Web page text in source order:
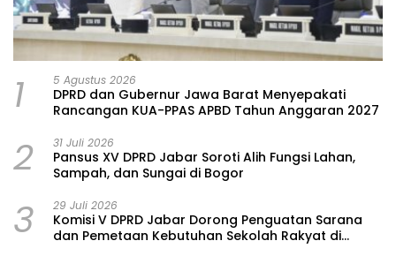
1 5 Agustus 2026
DPRD dan Gubernur Jawa Barat Menyepakati
Rancangan KUA-PPAS APBD Tahun Anggaran 2027
2 31 Juli 2026
Pansus XV DPRD Jabar Soroti Alih Fungsi Lahan,
Sampah, dan Sungai di Bogor
3 29 Juli 2026
Komisi V DPRD Jabar Dorong Penguatan Sarana
dan Pemetaan Kebutuhan Sekolah Rakyat di